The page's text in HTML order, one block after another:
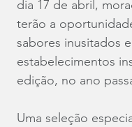
dia 17 de abril,
terão a
sabores inusitados
estabelecimentos
edição, no ano
Uma seleção